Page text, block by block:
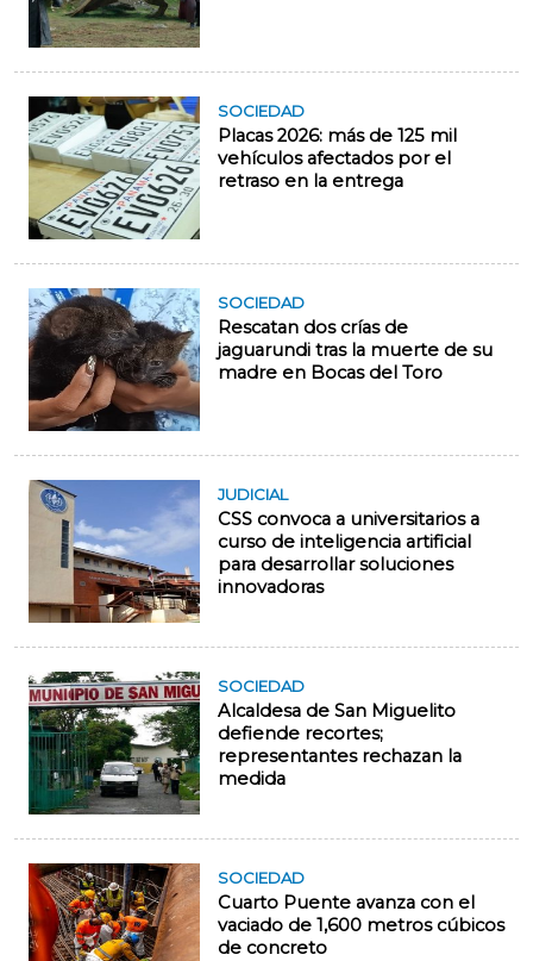
SOCIEDAD
Placas 2026: más de 125 mil
vehículos afectados por el
retraso en la entrega
SOCIEDAD
Rescatan dos crías de
jaguarundi tras la muerte de su
madre en Bocas del Toro
JUDICIAL
CSS convoca a universitarios a
curso de inteligencia artificial
para desarrollar soluciones
innovadoras
SOCIEDAD
Alcaldesa de San Miguelito
defiende recortes;
representantes rechazan la
medida
SOCIEDAD
Cuarto Puente avanza con el
vaciado de 1,600 metros cúbicos
de concreto